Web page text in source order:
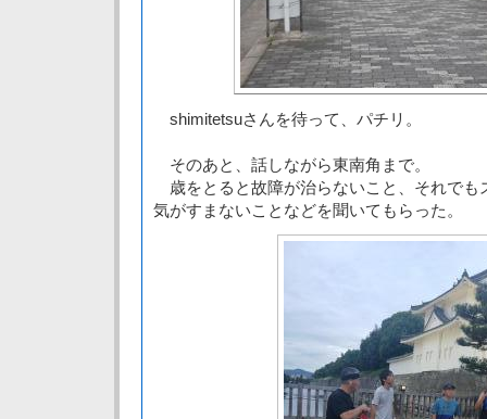
shimitetsuさんを待って、パチリ。
そのあと、話しながら東南角まで。
歳をとると故障が治らないこと、それでも
気がすまないことなどを聞いてもらった。